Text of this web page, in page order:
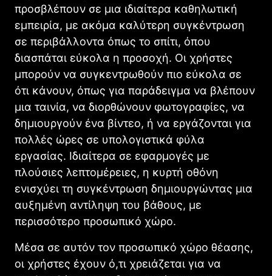
προσβλέπουν σε μια ιδιαίτερα καθηλωτική
εμπειρία, με ακόμα καλύτερη συγκέντρωση
σε περιβάλλοντα όπως το σπίτι, όπου
διασπάται εύκολα η προσοχή. Οι χρήστες
μπορούν να συγκεντρωθούν πιο εύκολα σε
ότι κάνουν, όπως για παράδειγμα να βλέπουν
μια ταινία, να διορθώνουν φωτογραφίες, να
δημιουργούν ένα βίντεο, ή να εργάζονται για
πολλές ώρες σε υπολογιστικά φύλα
εργασίας. Ιδιαίτερα σε εφαρμογές με
πλούσιες λεπτομέρειες, η κυρτή οθόνη
ενισχύει τη συγκέντρωση δημιουργώντας μια
αυξημένη αντίληψη του βάθους, με
περισσότερο προσωπικό χώρο.
Μέσα σε αυτόν τον προσωπικό χώρο θέασης,
οι χρήστες έχουν ό,τι χρειάζεται για να